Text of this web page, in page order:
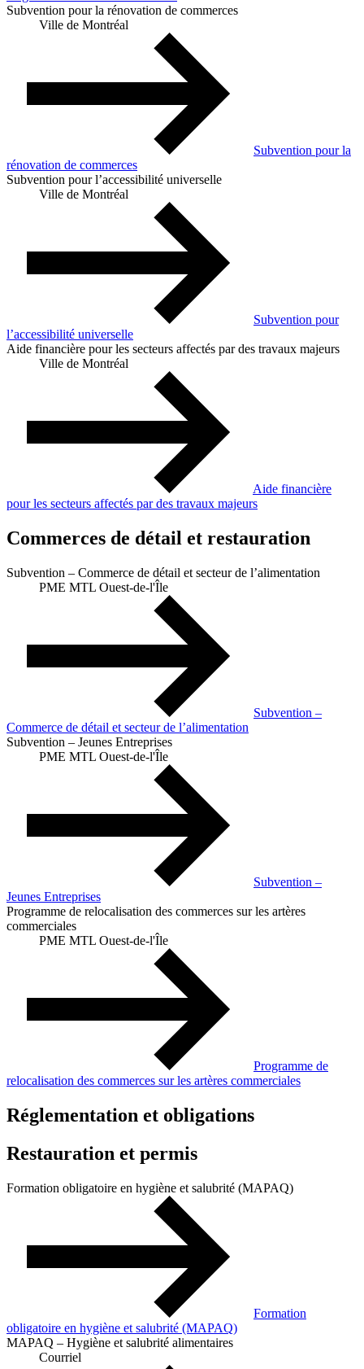
Subvention pour la rénovation de commerces
Ville de Montréal
Subvention pour la
rénovation de commerces
Subvention pour l’accessibilité universelle
Ville de Montréal
Subvention pour
l’accessibilité universelle
Aide financière pour les secteurs affectés par des travaux majeurs
Ville de Montréal
Aide financière
pour les secteurs affectés par des travaux majeurs
Commerces de détail et restauration
Subvention – Commerce de détail et secteur de l’alimentation
PME MTL Ouest-de-l'Île
Subvention –
Commerce de détail et secteur de l’alimentation
Subvention – Jeunes Entreprises
PME MTL Ouest-de-l'Île
Subvention –
Jeunes Entreprises
Programme de relocalisation des commerces sur les artères
commerciales
PME MTL Ouest-de-l'Île
Programme de
relocalisation des commerces sur les artères commerciales
Réglementation et obligations
Restauration et permis
Formation obligatoire en hygiène et salubrité (MAPAQ)
Formation
obligatoire en hygiène et salubrité (MAPAQ)
MAPAQ – Hygiène et salubrité alimentaires
Courriel